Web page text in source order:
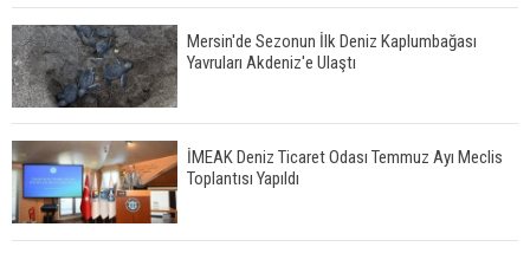
Mersin'de Sezonun İlk Deniz Kaplumbağası
Yavruları Akdeniz'e Ulaştı
İMEAK Deniz Ticaret Odası Temmuz Ayı Meclis
Toplantısı Yapıldı